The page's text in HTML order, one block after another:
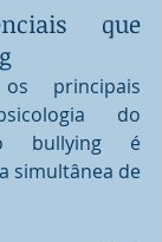
que
principais
do
o bullying é
simultânea de